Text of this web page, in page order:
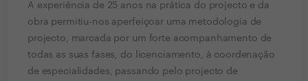
A experiência de 25 anos na prática do projecto e da
obra permitiu-nos aperfeiçoar uma metodologia de
projecto, marcada por um forte acompanhamento de
todas as suas fases, do licenciamento, à coordenação
de especialidades, passando pelo projecto de